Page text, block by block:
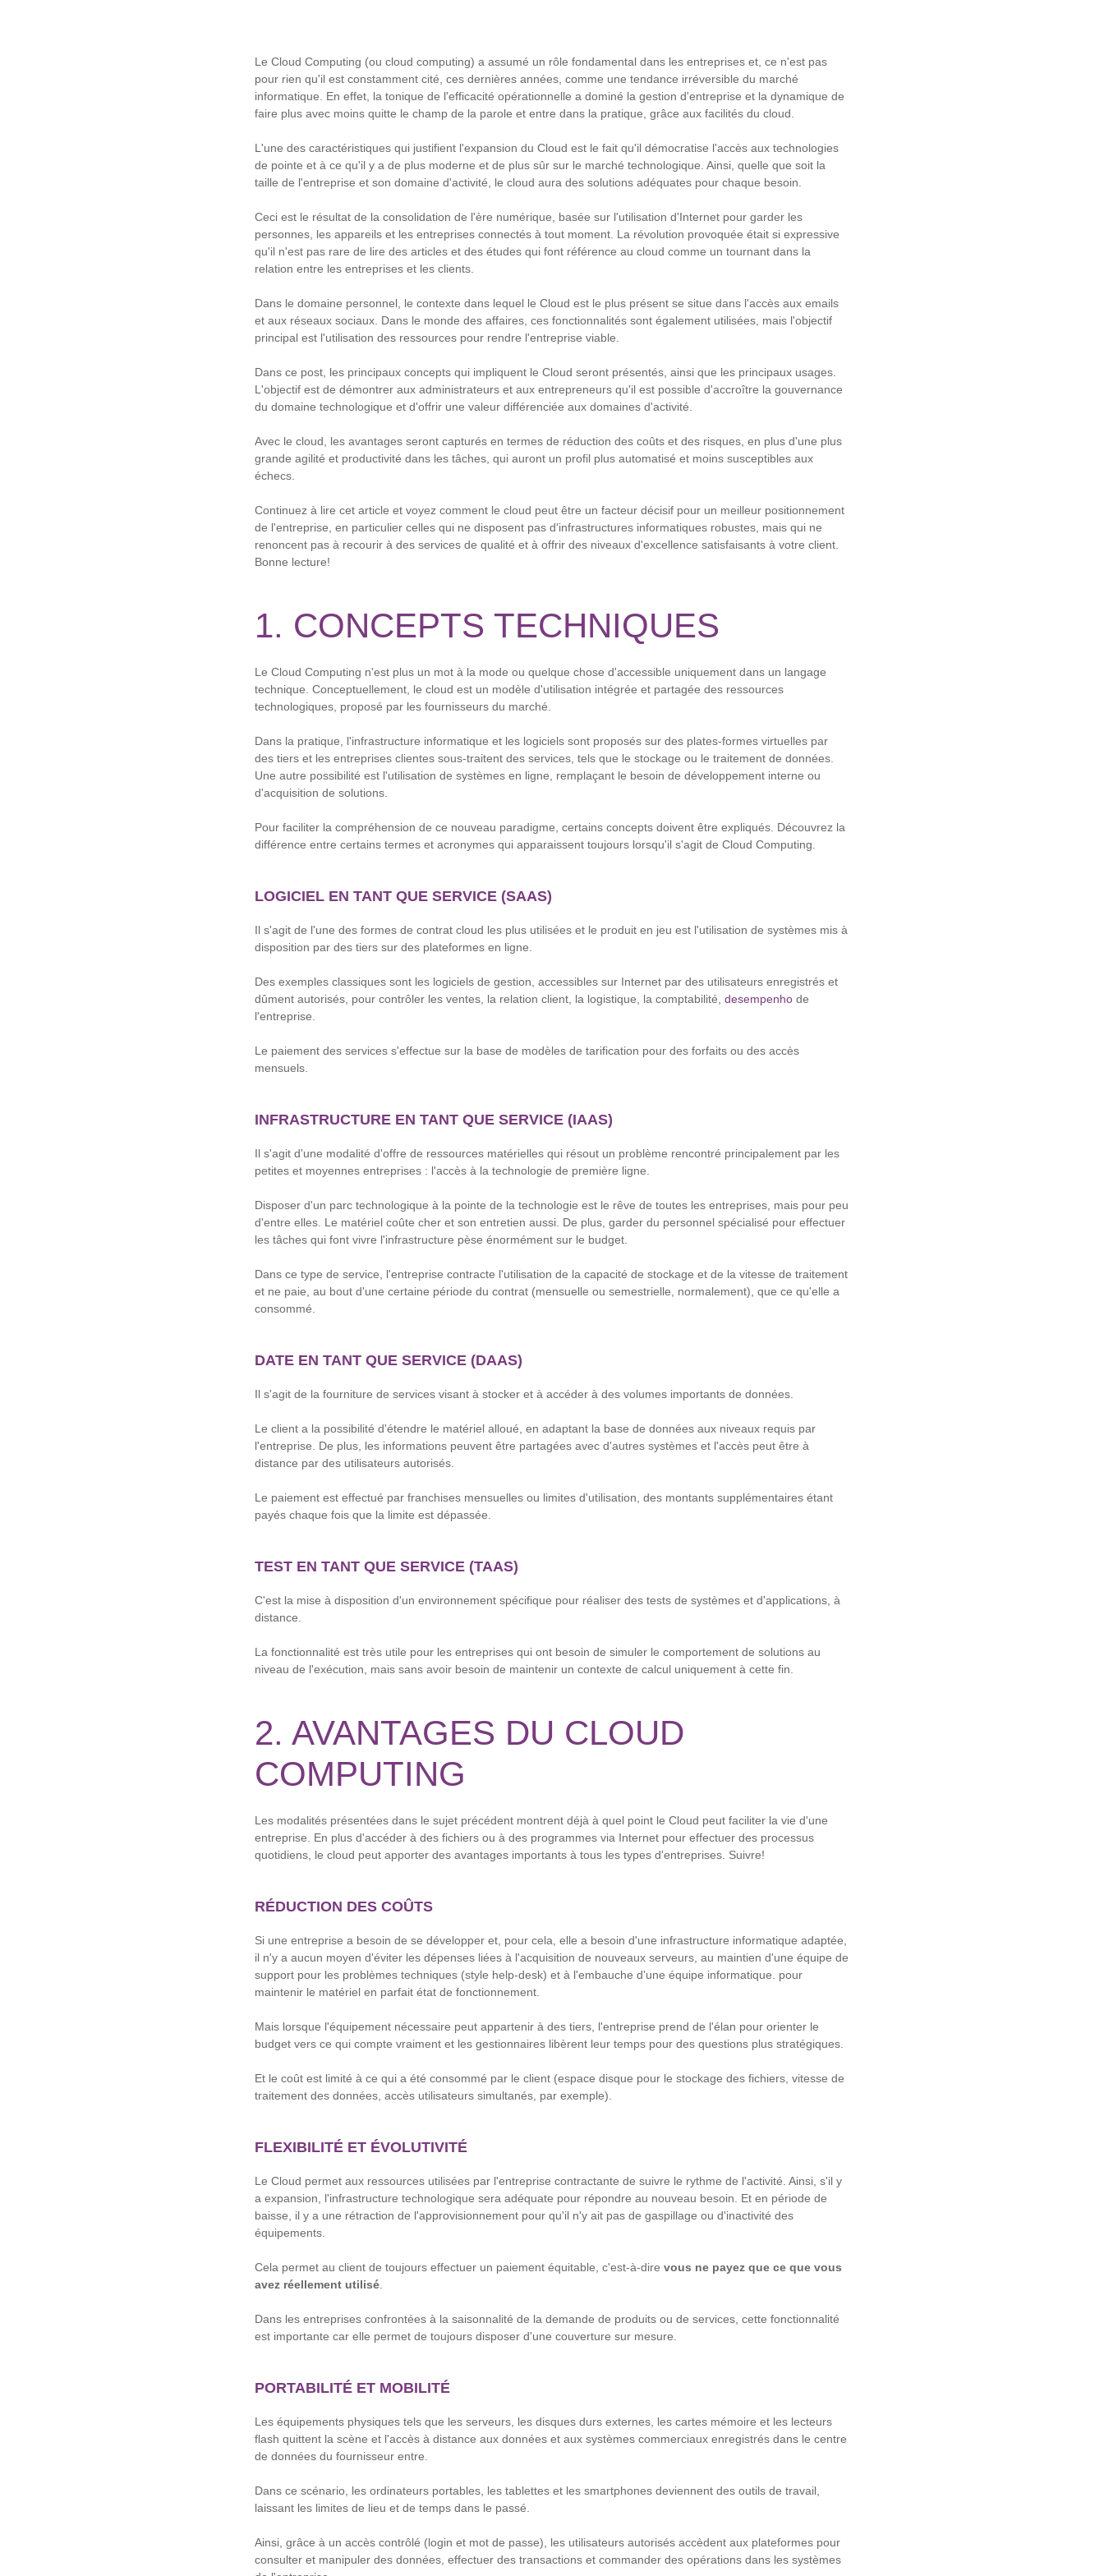
Le Cloud Computing (ou cloud computing) a assumé un rôle fondamental dans les entreprises et, ce n'est pas
pour rien qu'il est constamment cité, ces dernières années, comme une tendance irréversible du marché
informatique. En effet, la tonique de l'efficacité opérationnelle a dominé la gestion d'entreprise et la dynamique de
faire plus avec moins quitte le champ de la parole et entre dans la pratique, grâce aux facilités du cloud.
L'une des caractéristiques qui justifient l'expansion du Cloud est le fait qu'il démocratise l'accès aux technologies
de pointe et à ce qu'il y a de plus moderne et de plus sûr sur le marché technologique. Ainsi, quelle que soit la
taille de l'entreprise et son domaine d'activité, le cloud aura des solutions adéquates pour chaque besoin.
Ceci est le résultat de la consolidation de l'ère numérique, basée sur l'utilisation d'Internet pour garder les
personnes, les appareils et les entreprises connectés à tout moment. La révolution provoquée était si expressive
qu'il n'est pas rare de lire des articles et des études qui font référence au cloud comme un tournant dans la
relation entre les entreprises et les clients.
Dans le domaine personnel, le contexte dans lequel le Cloud est le plus présent se situe dans l'accès aux emails
et aux réseaux sociaux. Dans le monde des affaires, ces fonctionnalités sont également utilisées, mais l'objectif
principal est l'utilisation des ressources pour rendre l'entreprise viable.
Dans ce post, les principaux concepts qui impliquent le Cloud seront présentés, ainsi que les principaux usages.
L'objectif est de démontrer aux administrateurs et aux entrepreneurs qu'il est possible d'accroître la gouvernance
du domaine technologique et d'offrir une valeur différenciée aux domaines d'activité.
Avec le cloud, les avantages seront capturés en termes de réduction des coûts et des risques, en plus d'une plus
grande agilité et productivité dans les tâches, qui auront un profil plus automatisé et moins susceptibles aux
échecs.
Continuez à lire cet article et voyez comment le cloud peut être un facteur décisif pour un meilleur positionnement
de l'entreprise, en particulier celles qui ne disposent pas d'infrastructures informatiques robustes, mais qui ne
renoncent pas à recourir à des services de qualité et à offrir des niveaux d'excellence satisfaisants à votre client.
Bonne lecture!
1. CONCEPTS TECHNIQUES
Le Cloud Computing n'est plus un mot à la mode ou quelque chose d'accessible uniquement dans un langage
technique. Conceptuellement, le cloud est un modèle d'utilisation intégrée et partagée des ressources
technologiques, proposé par les fournisseurs du marché.
Dans la pratique, l'infrastructure informatique et les logiciels sont proposés sur des plates-formes virtuelles par
des tiers et les entreprises clientes sous-traitent des services, tels que le stockage ou le traitement de données.
Une autre possibilité est l'utilisation de systèmes en ligne, remplaçant le besoin de développement interne ou
d'acquisition de solutions.
Pour faciliter la compréhension de ce nouveau paradigme, certains concepts doivent être expliqués. Découvrez la
différence entre certains termes et acronymes qui apparaissent toujours lorsqu'il s'agit de Cloud Computing.
LOGICIEL EN TANT QUE SERVICE (SAAS)
Il s'agit de l'une des formes de contrat cloud les plus utilisées et le produit en jeu est l'utilisation de systèmes mis à
disposition par des tiers sur des plateformes en ligne.
Des exemples classiques sont les logiciels de gestion, accessibles sur Internet par des utilisateurs enregistrés et
dûment autorisés, pour contrôler les ventes, la relation client, la logistique, la comptabilité, desempenho de
l'entreprise.
Le paiement des services s'effectue sur la base de modèles de tarification pour des forfaits ou des accès
mensuels.
INFRASTRUCTURE EN TANT QUE SERVICE (IAAS)
Il s'agit d'une modalité d'offre de ressources matérielles qui résout un problème rencontré principalement par les
petites et moyennes entreprises : l'accès à la technologie de première ligne.
Disposer d'un parc technologique à la pointe de la technologie est le rêve de toutes les entreprises, mais pour peu
d'entre elles. Le matériel coûte cher et son entretien aussi. De plus, garder du personnel spécialisé pour effectuer
les tâches qui font vivre l'infrastructure pèse énormément sur le budget.
Dans ce type de service, l'entreprise contracte l'utilisation de la capacité de stockage et de la vitesse de traitement
et ne paie, au bout d'une certaine période du contrat (mensuelle ou semestrielle, normalement), que ce qu'elle a
consommé.
DATE EN TANT QUE SERVICE (DAAS)
Il s'agit de la fourniture de services visant à stocker et à accéder à des volumes importants de données.
Le client a la possibilité d'étendre le matériel alloué, en adaptant la base de données aux niveaux requis par
l'entreprise. De plus, les informations peuvent être partagées avec d'autres systèmes et l'accès peut être à
distance par des utilisateurs autorisés.
Le paiement est effectué par franchises mensuelles ou limites d'utilisation, des montants supplémentaires étant
payés chaque fois que la limite est dépassée.
TEST EN TANT QUE SERVICE (TAAS)
C'est la mise à disposition d'un environnement spécifique pour réaliser des tests de systèmes et d'applications, à
distance.
La fonctionnalité est très utile pour les entreprises qui ont besoin de simuler le comportement de solutions au
niveau de l'exécution, mais sans avoir besoin de maintenir un contexte de calcul uniquement à cette fin.
2. AVANTAGES DU CLOUD
COMPUTING
Les modalités présentées dans le sujet précédent montrent déjà à quel point le Cloud peut faciliter la vie d'une
entreprise. En plus d'accéder à des fichiers ou à des programmes via Internet pour effectuer des processus
quotidiens, le cloud peut apporter des avantages importants à tous les types d'entreprises. Suivre!
RÉDUCTION DES COÛTS
Si une entreprise a besoin de se développer et, pour cela, elle a besoin d'une infrastructure informatique adaptée,
il n'y a aucun moyen d'éviter les dépenses liées à l'acquisition de nouveaux serveurs, au maintien d'une équipe de
support pour les problèmes techniques (style help-desk) et à l'embauche d'une équipe informatique. pour
maintenir le matériel en parfait état de fonctionnement.
Mais lorsque l'équipement nécessaire peut appartenir à des tiers, l'entreprise prend de l'élan pour orienter le
budget vers ce qui compte vraiment et les gestionnaires libèrent leur temps pour des questions plus stratégiques.
Et le coût est limité à ce qui a été consommé par le client (espace disque pour le stockage des fichiers, vitesse de
traitement des données, accès utilisateurs simultanés, par exemple).
FLEXIBILITÉ ET ÉVOLUTIVITÉ
Le Cloud permet aux ressources utilisées par l'entreprise contractante de suivre le rythme de l'activité. Ainsi, s'il y
a expansion, l'infrastructure technologique sera adéquate pour répondre au nouveau besoin. Et en période de
baisse, il y a une rétraction de l'approvisionnement pour qu'il n'y ait pas de gaspillage ou d'inactivité des
équipements.
Cela permet au client de toujours effectuer un paiement équitable, c'est-à-dire vous ne payez que ce que vous
avez réellement utilisé
Dans les entreprises confrontées à la saisonnalité de la demande de produits ou de services, cette fonctionnalité
est importante car elle permet de toujours disposer d'une couverture sur mesure.
PORTABILITÉ ET MOBILITÉ
Les équipements physiques tels que les serveurs, les disques durs externes, les cartes mémoire et les lecteurs
flash quittent la scène et l'accès à distance aux données et aux systèmes commerciaux enregistrés dans le centre
de données du fournisseur entre.
Dans ce scénario, les ordinateurs portables, les tablettes et les smartphones deviennent des outils de travail,
laissant les limites de lieu et de temps dans le passé.
Ainsi, grâce à un accès contrôlé (login et mot de passe), les utilisateurs autorisés accèdent aux plateformes pour
consulter et manipuler des données, effectuer des transactions et commander des opérations dans les systèmes